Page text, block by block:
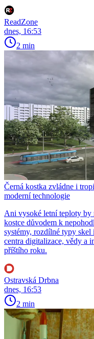
ReadZone
dnes, 16:53
2 min
Černá kostka zvládne i
moderní technologie
Ani vysoké letní teploty by
kostce důvodem k
systémy, rozdílné typy
centra digitalizace, vědy a
příštího roku.
Ostravská Drbna
dnes, 16:53
2 min